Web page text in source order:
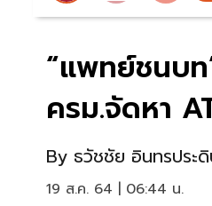
“แพทย์ชนบ
ครม.จัดหา
By ธวัชชัย อินทรประ
19 ส.ค. 64 | 06:44 น.